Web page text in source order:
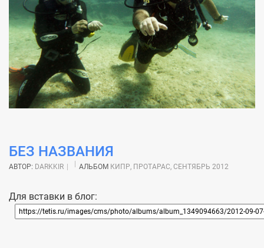
БЕЗ НАЗВАНИЯ
АВТОР: DARKKIR АЛЬБОМ КИПР, ПРОТАРАС, СЕНТЯБРЬ 2012
Для вставки в блог: